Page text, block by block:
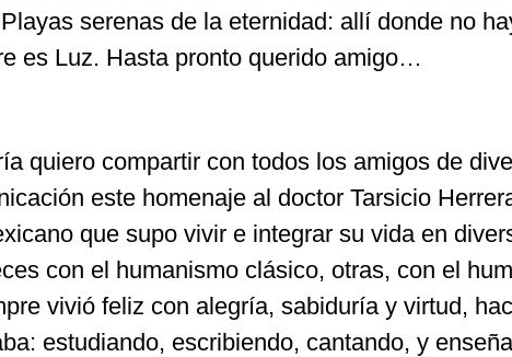
serenas de la eternidad: allí donde no
es Luz. Hasta pronto querido amigo…
quiero compartir con todos los amigos de
este homenaje al doctor Tarsicio
que supo vivir e integrar su vida en
con el humanismo clásico, otras, con el
vivió feliz con alegría, sabiduría y virtud,
estudiando, escribiendo, cantando, y